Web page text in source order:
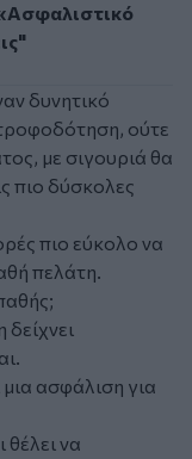
δυνητικό
ούτε
με σιγουριά θα
πιο δύσκολες
πιο εύκολο να
πελάτη.
μια ασφάλιση για
να